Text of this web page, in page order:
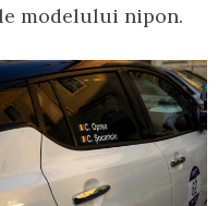
modelului nipon.